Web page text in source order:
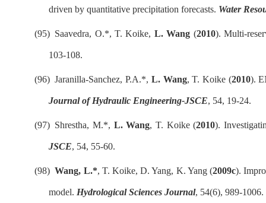
driven by quantitative precipitation forecasts. Water
(95) Saavedra, O.*, T. Koike, L. Wang (2010). Multi-
103-108.
(96) Jaranilla-Sanchez, P.A.*, L. Wang, T. Koike (2010).
Journal of Hydraulic Engineering-JSCE, 54, 19-24.
(97) Shrestha, M.*, L. Wang, T. Koike (2010).
JSCE, 54, 55-60.
(98) Wang, L.*, T. Koike, D. Yang, K. Yang (2009c).
model. Hydrological Sciences Journal, 54(6), 989-